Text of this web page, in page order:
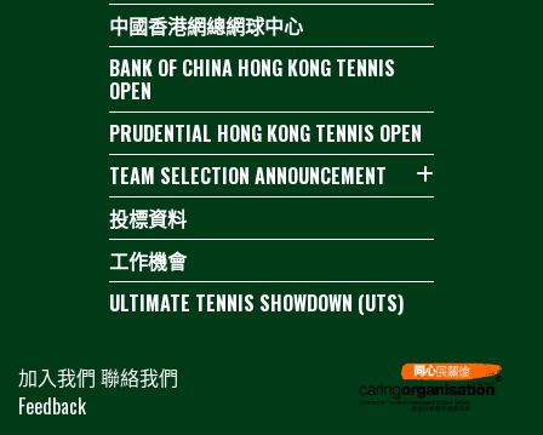
中國香港網總網球中心
BANK OF CHINA HONG KONG TENNIS
OPEN
PRUDENTIAL HONG KONG TENNIS OPEN
TEAM SELECTION ANNOUNCEMENT
投標資料
工作機會
ULTIMATE TENNIS SHOWDOWN (UTS)
加入我們 聯絡我們
Feedback